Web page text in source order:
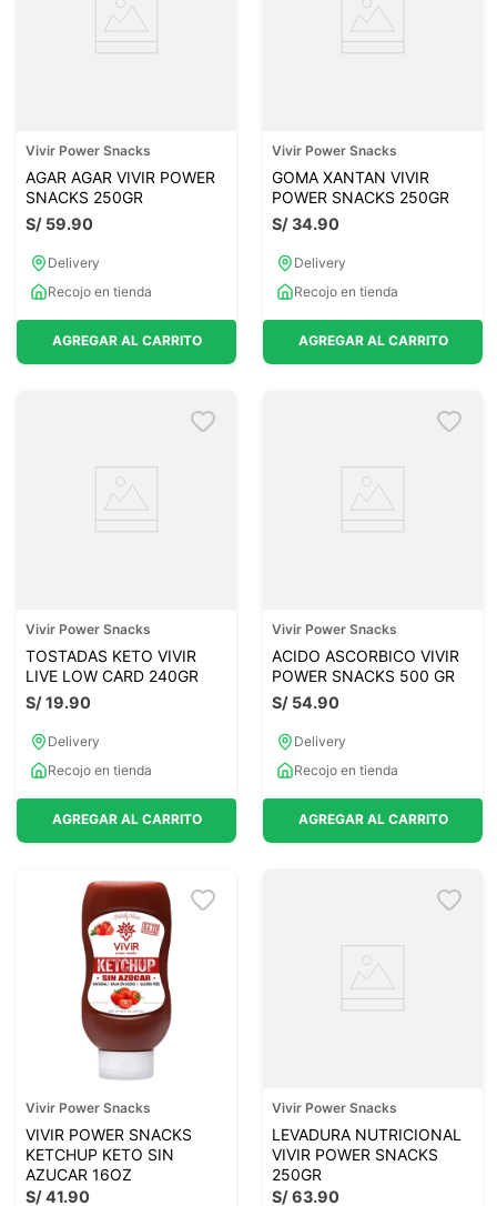
Vivir Power Snacks
AGAR AGAR VIVIR POWER
SNACKS 250GR
S/ 59.90
Delivery
Recojo en tienda
AGREGAR AL CARRITO
Vivir Power Snacks
GOMA XANTAN VIVIR
POWER SNACKS 250GR
S/34.90
Delivery
Recojo en tienda
AGREGAR AL CARRITO
Vivir Power Snacks
TOSTADAS KETO VIVIR
LIVE LOW CARD 240GR
S/19.90
Delivery
Recojo en tienda
AGREGAR AL CARRITO
Vivir Power Snacks
ACIDO ASCORBICO VIVIR
POWER SNACKS 500 GR
S/ 54.90
Delivery
Recojo en tienda
AGREGAR AL CARRITO
Vivir Power Snacks
VIVIR POWER SNACKS
KETCHUP KETO SIN
AZUCAR 16OZ
S/41.90
Vivir Power Snacks
LEVADURA NUTRICIONAL
VIVIR POWER SNACKS
250GR
S/63.90